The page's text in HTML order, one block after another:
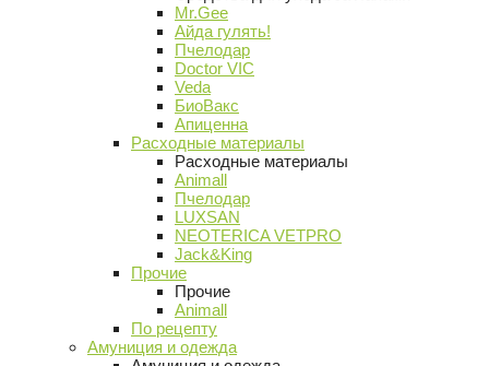
Mr.Gee
Айда гулять!
Пчелодар
Doctor VIC
Veda
БиоВакс
Апиценна
Расходные материалы
Расходные материалы
Animall
Пчелодар
LUXSAN
NEOTERICA VETPRO
Jack&King
Прочие
Прочие
Animall
По рецепту
Амуниция и одежда